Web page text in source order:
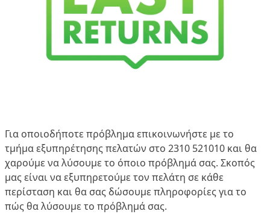
Για οποιοδήποτε πρόβλημα επικοινωνήστε με το
τμήμα εξυπηρέτησης πελατών στο 2310 521010 και θα
χαρούμε να λύσουμε το όποιο πρόβλημά σας. Σκοπός
μας είναι να εξυπηρετούμε τον πελάτη σε κάθε
περίσταση και θα σας δώσουμε πληροφορίες για το
πώς θα λύσουμε το πρόβλημά σας.